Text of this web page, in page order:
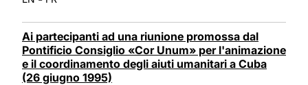
Ai partecipanti ad una riunione promossa dal
Pontificio Consiglio «Cor Unum» per l'animazione
e il coordinamento degli aiuti umanitari a Cuba
(26 giugno 1995)